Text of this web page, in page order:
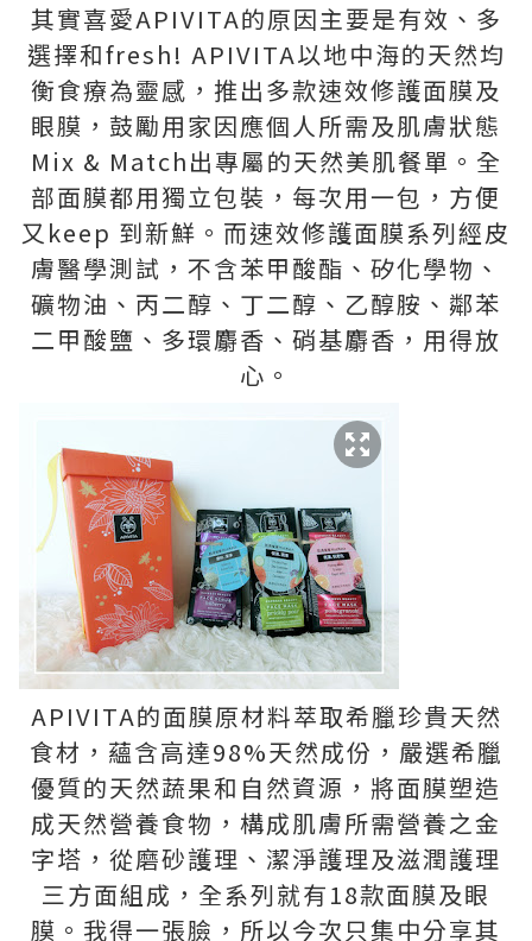
其實喜愛APIVITA的原因主要是有效、多
選擇和fresh! APIVITA以地中海的天然均
衡食療為靈感，推出多款速效修護面膜及
眼膜，鼓勵用家因應個人所需及肌膚狀態
Mix & Match出專屬的天然美肌餐單。全
部面膜都用獨立包裝，每次用一包，方便
又keep 到新鮮。而速效修護面膜系列經皮
膚醫學測試，不含苯甲酸酯、矽化學物、
礦物油、丙二醇、丁二醇、乙醇胺、鄰苯
二甲酸鹽、多環麝香、硝基麝香，用得放
心。
APIVITA的面膜原材料萃取希臘珍貴天然
食材，蘊含高達98%天然成份，嚴選希臘
優質的天然蔬果和自然資源，將面膜塑造
成天然營養食物，構成肌膚所需營養之金
字塔，從磨砂護理、潔淨護理及滋潤護理
三方面組成，全系列就有18款面膜及眼
膜。我得一張臉，所以今次只集中分享其